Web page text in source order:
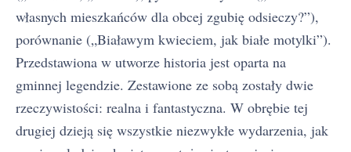
własnych mieszkańców dla obcej zgubię odsieczy?”),
porównanie („Białawym kwieciem, jak białe motylki”).
Przedstawiona w utworze historia jest oparta na
gminnej legendzie. Zestawione ze sobą zostały dwie
rzeczywistości: realna i fantastyczna. W obrębie tej
drugiej dzieją się wszystkie niezwykłe wydarzenia, jak